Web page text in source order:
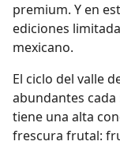
premium. Y en
ediciones
mexicano.
El ciclo del valle
abundantes cada
tiene una alta
frescura frutal: